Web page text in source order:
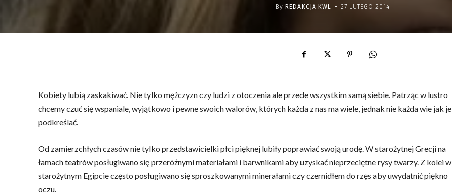
By REDAKCJA KWL - 27 LUTEGO 2014
Kobiety lubią zaskakiwać. Nie tylko mężczyzn czy ludzi z otoczenia ale przede wszystkim samą siebie. Patrząc w lustro
chcemy czuć się wspaniale, wyjątkowo i pewne swoich walorów, których każda z nas ma wiele, jednak nie każda wie jak je
podkreślać.
Od zamierzchłych czasów nie tylko przedstawicielki płci pięknej lubiły poprawiać swoją urodę. W starożytnej Grecji na
łamach teatrów posługiwano się przeróżnymi materiałami i barwnikami aby uzyskać nieprzeciętne rysy twarzy. Z kolei w
starożytnym Egipcie często posługiwano się sproszkowanymi minerałami czy czernidłem do rzęs aby uwydatnić piękno
oczu.